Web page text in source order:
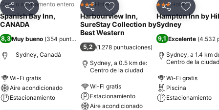
CompartirAgregar a favoritos
Casa o apartamento entero
Spanish Bay Inn,
CANADA
8,3Muy bueno (354 puntuaciones
Sydney, Canadá
Wi-Fi gratis
Aire acondicionado
Estacionamiento
CompartirAgregar a favoritos
3 Estrellas
Hotel
Harbourview Inn,
SureStay Collection by
Best Western
5,2 (1.278 puntuaciones)
Sydney, a 0.5 km de:
Centro de la ciudad
Wi-Fi gratis
Estacionamiento
Aire acondicionado
CompartirAgregar
3 Estrellas
Hotel
Hampton Inn by
Sydney
9,1 Excelente (4.532
Sydney, a 1.4 km
Centro de la ciudad
Wi-Fi gratis
Piscina
Estacionamiento